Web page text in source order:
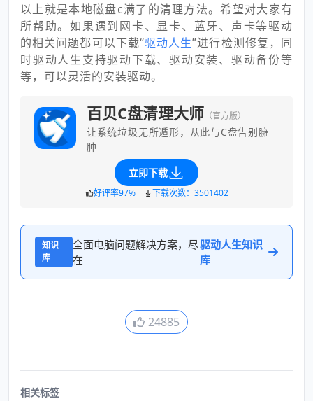
以上就是本地磁盘c满了的清理方法。希望对大家有
所帮助。如果遇到网卡、显卡、蓝牙、声卡等驱动
的相关问题都可以下载“驱动人生”进行检测修复，同
时驱动人生支持驱动下载、驱动安装、驱动备份等
等，可以灵活的安装驱动。
百贝C盘清理大师 （官方版）
让系统垃圾无所遁形，从此与C盘告别臃
肿
立即下载
好评率97% 下载次数：3501402
知识
库
全面电脑问题解决方案，尽
在
驱动人生知识
库
24885
相关标签